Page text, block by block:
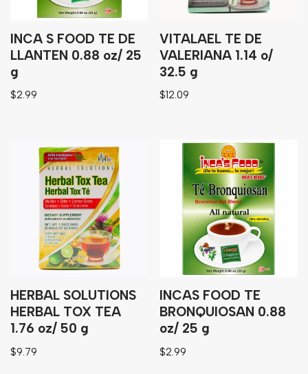
INCA S FOOD TE DE
LLANTEN 0.88 oz/ 25
g
$2.99
VITALAEL TE DE
VALERIANA 1.14 o/
32.5 g
$12.09
HERBAL SOLUTIONS
HERBAL TOX TEA
1.76 oz/ 50 g
$9.79
INCAS FOOD TE
BRONQUIOSAN 0.88
oz/ 25 g
$2.99